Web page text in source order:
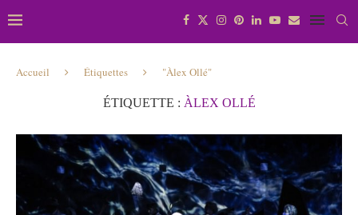
Accueil Étiquettes "Àlex Ollé"
ÉTIQUETTE : ÀLEX OLLÉ